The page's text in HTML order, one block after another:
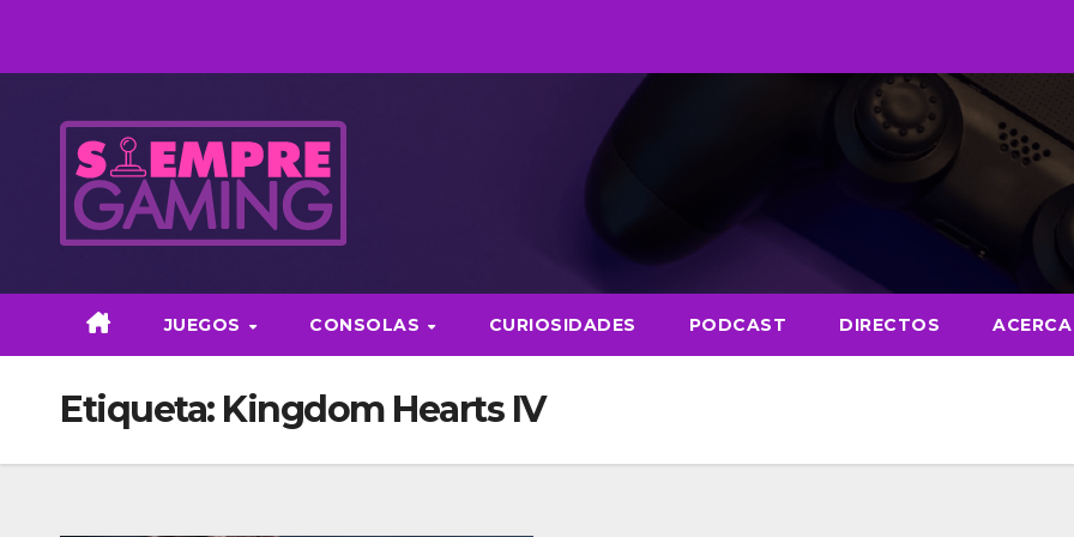
JUEGOS CONSOLAS CURIOSIDADES PODCAST DIRECTOS
Etiqueta: Kingdom Hearts IV